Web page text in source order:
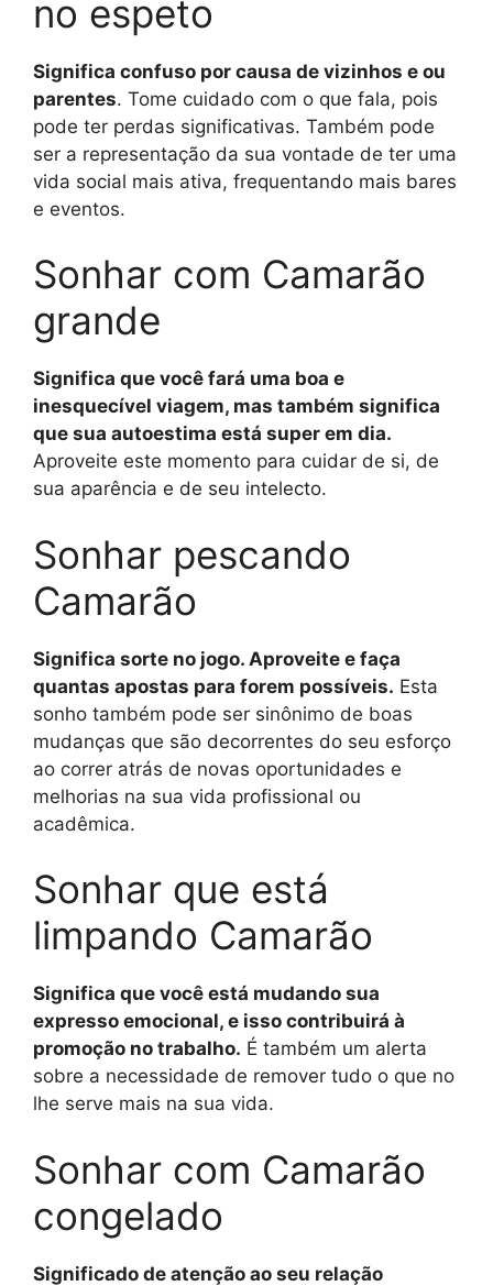
no espeto
Significa confuso por causa de vizinhos e ou
parentes. Tome cuidado com o que fala, pois
pode ter perdas significativas. Também pode
ser a representação da sua vontade de ter uma
vida social mais ativa, frequentando mais bares
e eventos.
Sonhar com Camarão
grande
Significa que você fará uma boa e
inesquecível viagem, mas também significa
que sua autoestima está super em dia.
Aproveite este momento para cuidar de si, de
sua aparência e de seu intelecto.
Sonhar pescando
Camarão
Significa sorte no jogo. Aproveite e faça
quantas apostas para forem possíveis. Esta
sonho também pode ser sinônimo de boas
mudanças que são decorrentes do seu esforço
ao correr atrás de novas oportunidades e
melhorias na sua vida profissional ou
acadêmica.
Sonhar que está
limpando Camarão
Significa que você está mudando sua
expresso emocional, e isso contribuirá à
promoção no trabalho. É também um alerta
sobre a necessidade de remover tudo o que no
lhe serve mais na sua vida.
Sonhar com Camarão
congelado
Significado de atenção ao seu relação